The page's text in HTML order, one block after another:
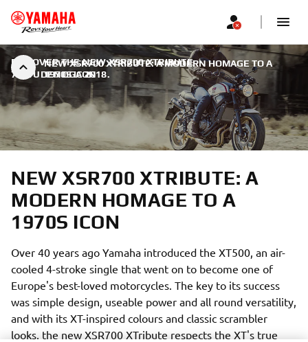
NEW XSR700 XTRIBUTE: A MODERN HOMAGE TO A
1970S ICON
DISCOVER THE NEW XSR700 XTRIBUTE |
7. STUDENOGA 2018.
NEW XSR700 XTRIBUTE: A
MODERN HOMAGE TO A
1970S ICON
Over 40 years ago Yamaha introduced the XT500, an air-
cooled 4-stroke single that went on to become one of
Europe's best-loved motorcycles. The key to its success
was simple design, useable power and all round versatility,
and with its XT-inspired colours and classic scrambler
looks, the new XSR700 XTribute respects the XT's true